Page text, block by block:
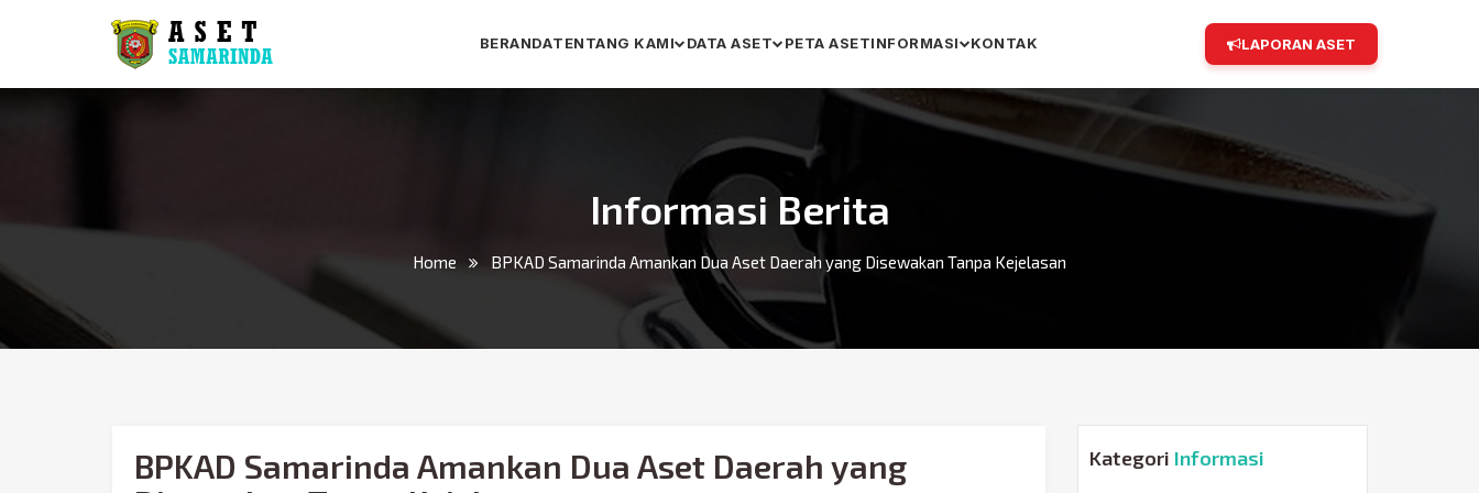
BERANDATENTANG KAMI DATA ASET PETA ASETINFORMASI KONTAK LAPORAN ASET
Informasi Berita
Home BPKAD Samarinda Amankan Dua Aset Daerah yang Disewakan Tanpa Kejelasan
BPKAD Samarinda Amankan Dua Aset Daerah yang
Kategori Informasi